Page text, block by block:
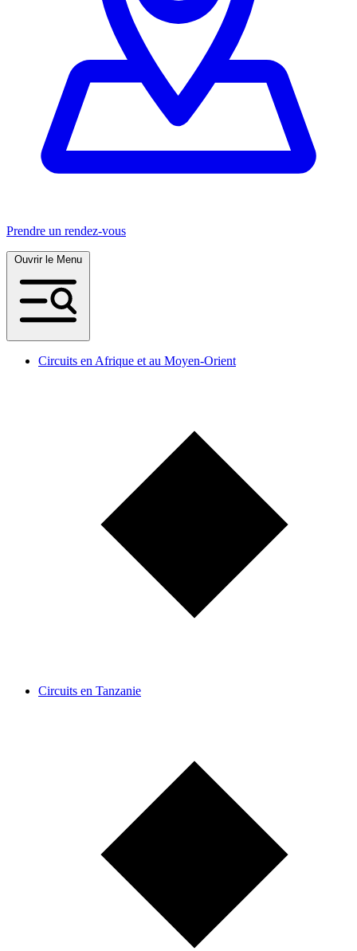
Prendre un rendez-vous
Circuits en Afrique et au Moyen-Orient
Circuits en Tanzanie